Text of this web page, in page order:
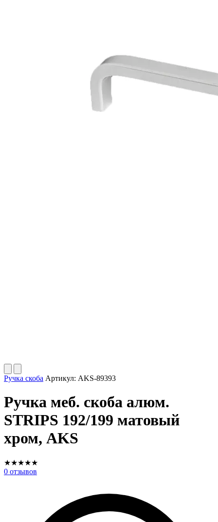
Ручка скоба Артикул: AKS-89393
Ручка меб. скоба алюм.
STRIPS 192/199 матовый
хром, AKS
★★★★★
0 отзывов